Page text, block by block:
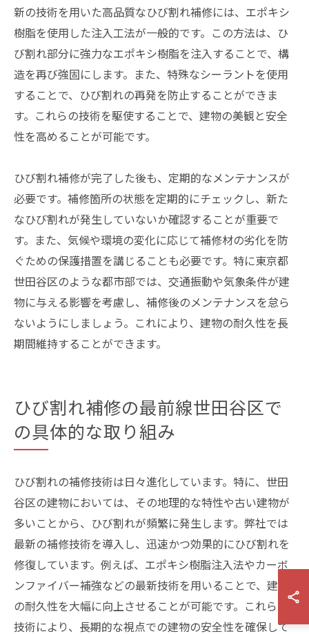
新の技術を用いた高品質なひび割れ補修には、エポキシ
樹脂を使用した注入工法が一般的です。この方法は、ひ
び割れ部分に強力なエポキシ樹脂を注入することで、構
造を再び強固にします。また、特殊なシーラントを使用
することで、ひび割れの再発を防止することができま
す。これらの技術を駆使することで、建物の美観と安全
性を高めることが可能です。
ひび割れ補修が完了した後も、定期的なメンテナンスが
必要です。補修箇所の状態を定期的にチェックし、新た
なひび割れが発生していないか確認することが重要で
す。また、気候や環境の変化に応じて補修材の劣化を防
ぐための保護措置を講じることも必要です。特に東京都
世田谷区のような都市部では、交通振動や気象条件が建
物に与える影響を考慮し、補修後のメンテナンスを怠ら
ないようにしましょう。これにより、建物の耐久性を長
期間維持することができます。
ひび割れ補修の最前線世田谷区で
の具体的な取り組み
ひび割れの補修技術は日々進化しています。特に、世田
谷区の建物においては、その地理的な特性や古い建物が
多いことから、ひび割れが頻繁に発生します。弊社では
最新の補修技術を導入し、迅速かつ効果的にひび割れを
修復しています。例えば、エポキシ樹脂注入法やカーボ
ンファイバー補強などの最新技術を用いることで、建物
の耐久性を大幅に向上させることが可能です。これらの
技術により、長期的な視点での建物の安全性を確保して